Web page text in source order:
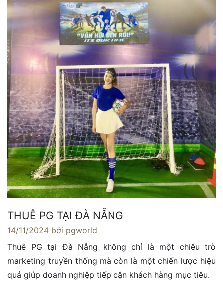
THUÊ PG TẠI ĐÀ NẴNG
14/11/2024 bởi pgworld
Thuê PG tại Đà Nẵng không chỉ là một chiêu trò
marketing truyền thống mà còn là một chiến lược hiệu
quả giúp doanh nghiệp tiếp cận khách hàng mục tiêu.